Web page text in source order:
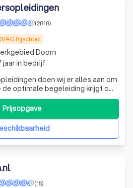
Rijschool
(2818)
doen wij er alles aan om
optimale begeleiding krijgt om
te halen. Gecertificeerde
voertuigen, Rijopleiding
in ons eigen
Prijsopgave
Doorn
jaar in bedrijf
(15)